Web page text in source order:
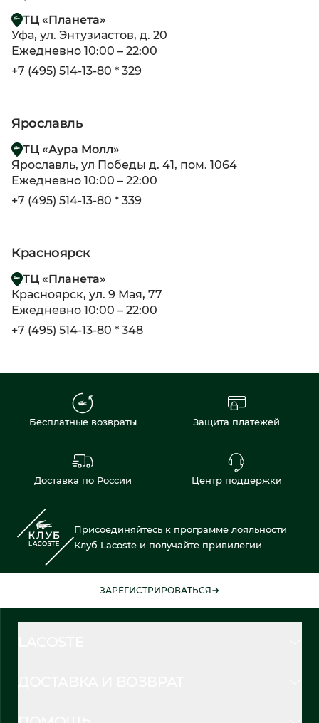
ТЦ «Планета»
Уфа, ул. Энтузиастов, д. 20
Ежедневно 10:00 – 22:00
+7 (495) 514-13-80 * 329
Ярославль
ТЦ «Аура Молл»
Ярославль, ул Победы д. 41, пом. 1064
Ежедневно 10:00 – 22:00
+7 (495) 514-13-80 * 339
Красноярск
ТЦ «Планета»
Красноярск, ул. 9 Мая, 77
Ежедневно 10:00 – 22:00
+7 (495) 514-13-80 * 348
Бесплатные возвраты Защита платежей
Доставка по России Центр поддержки
Присоединяйтесь к программе лояльности
Клуб Lacoste и получайте привилегии
ЗАРЕГИСТРИРОВАТЬСЯ